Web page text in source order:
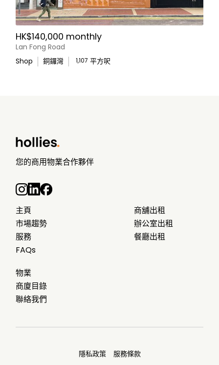
HK$140,000 monthly
Lan Fong Road
Shop
銅鑼灣 1,107 平方呎
您的商用物業合作夥伴
主頁
市場趨勢
服務
FAQs
商舖出租
辦公室出租
餐廳出租
物業
商廈目錄
聯絡我們
隱私政策
服務條款